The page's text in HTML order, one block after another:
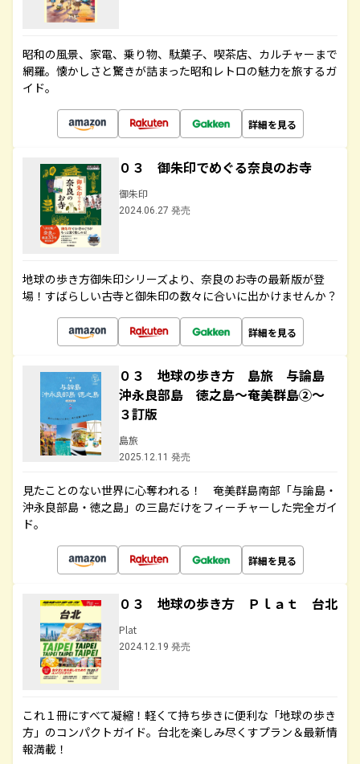
昭和の風景、家電、乗り物、駄菓子、喫茶店、カルチャーまで
網羅。懐かしさと驚きが詰まった昭和レトロの魅力を旅するガ
イド。
詳細を見る
０３ 御朱印でめぐる奈良のお寺
御朱印
2024.06.27 発売
地球の歩き方御朱印シリーズより、奈良のお寺の最新版が登
場！すばらしい古寺と御朱印の数々に合いに出かけませんか？
詳細を見る
０３ 地球の歩き方 島旅 与論島
沖永良部島 徳之島～奄美群島②～
３訂版
島旅
2025.12.11 発売
見たことのない世界に心奪われる！ 奄美群島南部「与論島・
沖永良部島・徳之島」の三島だけをフィーチャーした完全ガイ
ド。
詳細を見る
０３ 地球の歩き方 Ｐｌａｔ 台北
Plat
2024.12.19 発売
これ１冊にすべて凝縮！軽くて持ち歩きに便利な「地球の歩き
方」のコンパクトガイド。台北を楽しみ尽くすプラン＆最新情
報満載！